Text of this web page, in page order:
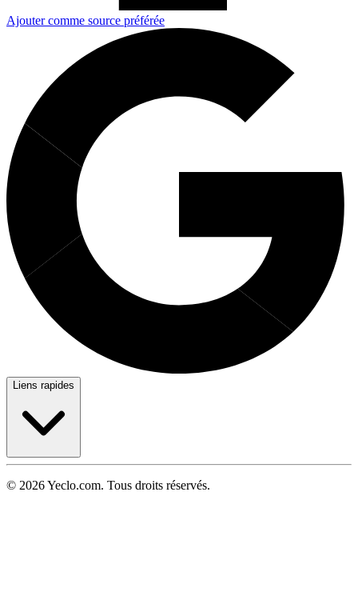
Ajouter comme source préférée
Liens rapides
© 2026 Yeclo.com. Tous droits réservés.